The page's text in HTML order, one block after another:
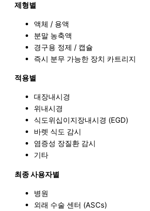
제형별
액체 / 용액
분말 농축액
경구용 정제 / 캡슐
즉시 분무 가능한 장치 카트리지
적용별
대장내시경
위내시경
식도위십이지장내시경 (EGD)
바렛 식도 감시
염증성 장질환 감시
기타
최종 사용자별
병원
외래 수술 센터 (ASCs)